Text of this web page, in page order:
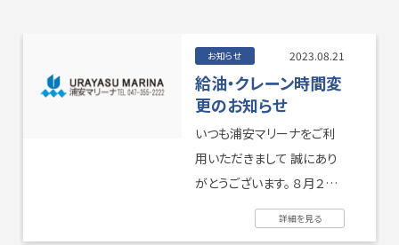
よくあるご質問
お知らせ 2023.08.21
給油・クレーン時間変
更のお知らせ
いつも浦安マリーナをご利
用いただきまして 誠にあり
がとうございます。 ８月２１
詳細を見る